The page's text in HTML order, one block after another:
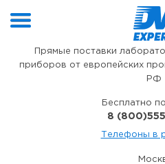
Прямые поставки
приборов от европейских
РФ
Бесплатно
8
Телефоны в